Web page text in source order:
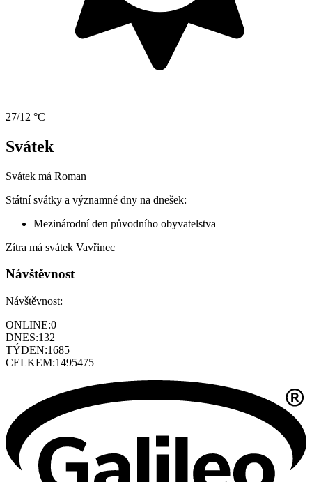
27/12 °C
Svátek
Svátek má Roman
Státní svátky a významné dny na dnešek:
Mezinárodní den původního obyvatelstva
Zítra má svátek Vavřinec
Návštěvnost
Návštěvnost:
ONLINE:0
DNES:132
TÝDEN:1685
CELKEM:1495475